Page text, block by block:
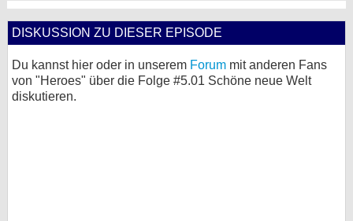
DISKUSSION ZU DIESER EPISODE
Du kannst hier oder in unserem Forum mit anderen Fans
von "Heroes" über die Folge #5.01 Schöne neue Welt
diskutieren.